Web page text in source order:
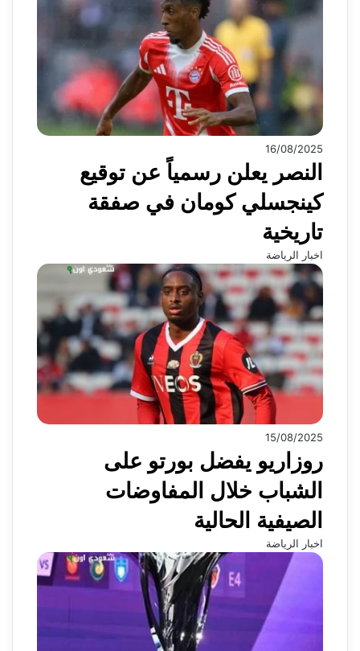
16/08/2025
النصر يعلن رسمياً عن توقيع
كينجسلي كومان في صفقة
تاريخية
اخبار الرياضة
15/08/2025
روزاريو يفضل بورتو على
الشباب خلال المفاوضات
الصيفية الحالية
اخبار الرياضة